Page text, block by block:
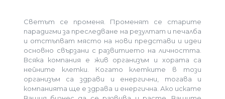
Светът се променя. Променят се старите
парадигми за преследване на резултат и печалба
и отстъпват място на нови представи и идеи
основно свързани с развитието на личността.
Всяка компания е жив организъм и хората са
нейните клетки. Когато клетките в този
организъм са здрави и енергични, тогава и
компанията ще е здрава и енергична. Ако искате